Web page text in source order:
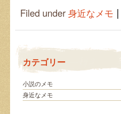
Filed under身近なメモ |
カテゴリー
小説のメモ
身近なメモ